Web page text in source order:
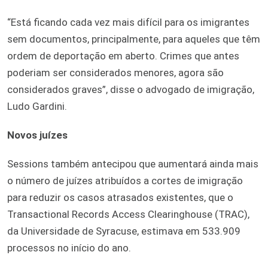
“Está ficando cada vez mais difícil para os imigrantes
sem documentos, principalmente, para aqueles que têm
ordem de deportação em aberto. Crimes que antes
poderiam ser considerados menores, agora são
considerados graves”, disse o advogado de imigração,
Ludo Gardini.
Novos juízes
Sessions também antecipou que aumentará ainda mais
o número de juízes atribuídos a cortes de imigração
para reduzir os casos atrasados existentes, que o
Transactional Records Access Clearinghouse (TRAC),
da Universidade de Syracuse, estimava em 533.909
processos no início do ano.